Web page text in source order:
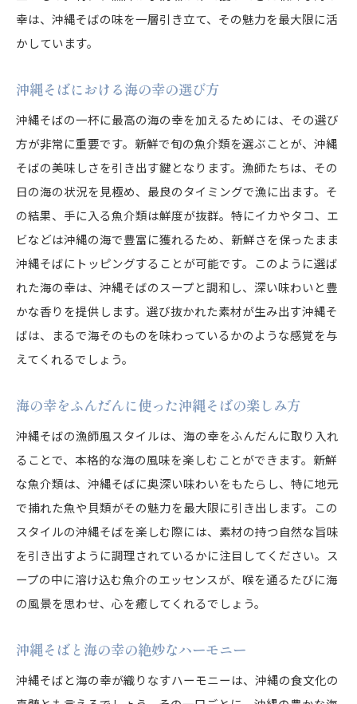
幸は、沖縄そばの味を一層引き立て、その魅力を最大限に活
かしています。
沖縄そばにおける海の幸の選び方
沖縄そばの一杯に最高の海の幸を加えるためには、その選び
方が非常に重要です。新鮮で旬の魚介類を選ぶことが、沖縄
そばの美味しさを引き出す鍵となります。漁師たちは、その
日の海の状況を見極め、最良のタイミングで漁に出ます。そ
の結果、手に入る魚介類は鮮度が抜群。特にイカやタコ、エ
ビなどは沖縄の海で豊富に獲れるため、新鮮さを保ったまま
沖縄そばにトッピングすることが可能です。このように選ば
れた海の幸は、沖縄そばのスープと調和し、深い味わいと豊
かな香りを提供します。選び抜かれた素材が生み出す沖縄そ
ばは、まるで海そのものを味わっているかのような感覚を与
えてくれるでしょう。
海の幸をふんだんに使った沖縄そばの楽しみ方
沖縄そばの漁師風スタイルは、海の幸をふんだんに取り入れ
ることで、本格的な海の風味を楽しむことができます。新鮮
な魚介類は、沖縄そばに奥深い味わいをもたらし、特に地元
で捕れた魚や貝類がその魅力を最大限に引き出します。この
スタイルの沖縄そばを楽しむ際には、素材の持つ自然な旨味
を引き出すように調理されているかに注目してください。ス
ープの中に溶け込む魚介のエッセンスが、喉を通るたびに海
の風景を思わせ、心を癒してくれるでしょう。
沖縄そばと海の幸の絶妙なハーモニー
沖縄そばと海の幸が織りなすハーモニーは、沖縄の食文化の